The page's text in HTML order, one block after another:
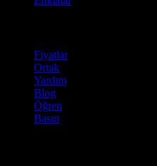
Fiyatlar
Ortak
Yardım
Blog
Öğren
Basın